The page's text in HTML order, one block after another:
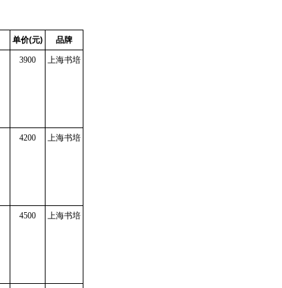
单价(元) 品牌
3900 上海书培
4200 上海书培
4500 上海书培